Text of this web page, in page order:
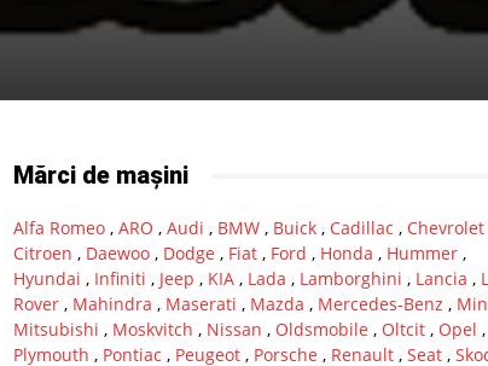
Mărci de mașini
Alfa Romeo, ARO , Audi , BMW, Buick, Cadillac , Chevrolet
Citroen , Daewoo, Dodge , Fiat, Ford , Honda , Hummer,
Hyundai , Infiniti , Jeep , KIA, Lada , Lamborghini , Lancia ,
Rover, Mahindra , Maserati , Mazda , Mercedes-Benz ,
Mitsubishi , Moskvitch , Nissan , Oldsmobile , Oltcit, Opel ,
Plymouth , Pontiac , Peugeot, Porsche , Renault, Seat,